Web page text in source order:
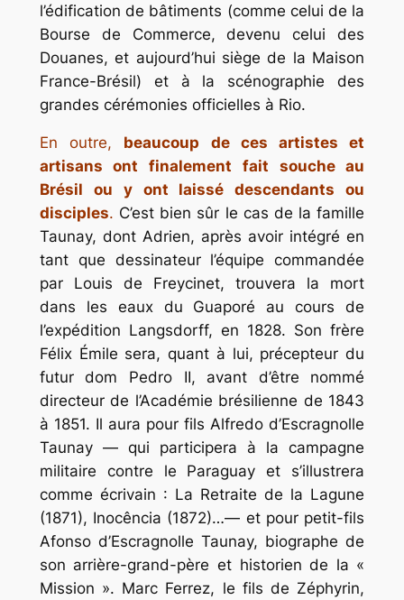
l’édification de bâtiments (comme celui de la
Bourse de Commerce, devenu celui des
Douanes, et aujourd’hui siège de la Maison
France-Brésil) et à la scénographie des
grandes cérémonies officielles à Rio.
En outre, beaucoup de ces artistes et
artisans ont finalement fait souche au
Brésil ou y ont laissé descendants ou
disciples. C’est bien sûr le cas de la famille
Taunay, dont Adrien, après avoir intégré en
tant que dessinateur l’équipe commandée
par Louis de Freycinet, trouvera la mort
dans les eaux du Guaporé au cours de
l’expédition Langsdorff, en 1828. Son frère
Félix Émile sera, quant à lui, précepteur du
futur dom Pedro II, avant d’être nommé
directeur de l’Académie brésilienne de 1843
à 1851. Il aura pour fils Alfredo d’Escragnolle
Taunay — qui participera à la campagne
militaire contre le Paraguay et s’illustrera
comme écrivain : La Retraite de la Lagune
(1871), Inocência (1872)…— et pour petit-fils
Afonso d’Escragnolle Taunay, biographe de
son arrière-grand-père et historien de la «
Mission ». Marc Ferrez, le fils de Zéphyrin,